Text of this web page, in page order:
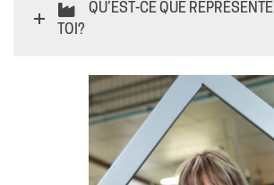
QU’EST-CE QUE
TOI?